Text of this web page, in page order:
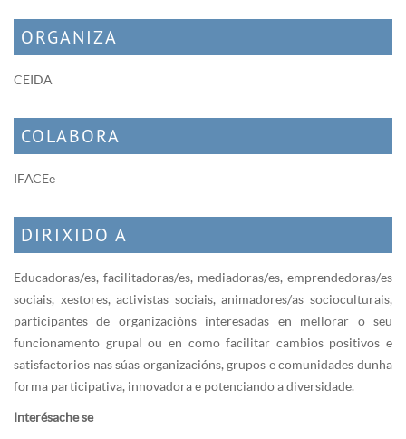
ORGANIZA
CEIDA
COLABORA
IFACEe
DIRIXIDO A
Educadoras/es, facilitadoras/es, mediadoras/es, emprendedoras/es
sociais, xestores, activistas sociais, animadores/as socioculturais,
participantes de organizacións interesadas en mellorar o seu
funcionamento grupal ou en como facilitar cambios positivos e
satisfactorios nas súas organizacións, grupos e comunidades dunha
forma participativa, innovadora e potenciando a diversidade.
Interésache se